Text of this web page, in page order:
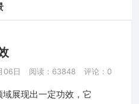
06日 阅读：63848 评论：0
展现出一定功效，它